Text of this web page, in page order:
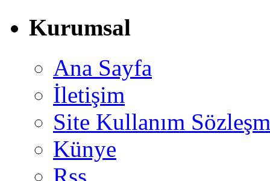
Kurumsal
Ana Sayfa
İletişim
Site Kullanım
Künye
Rss